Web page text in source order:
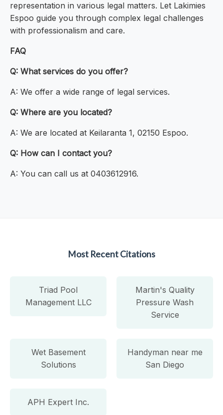
representation in various legal matters. Let Lakimies
Espoo guide you through complex legal challenges
with professionalism and care.
FAQ
Q: What services do you offer?
A: We offer a wide range of legal services.
Q: Where are you located?
A: We are located at Keilaranta 1, 02150 Espoo.
Q: How can I contact you?
A: You can call us at 0403612916.
Most Recent Citations
Triad Pool
Management LLC
Martin's Quality
Pressure Wash
Service
Wet Basement
Solutions
Handyman near me
San Diego
APH Expert Inc.